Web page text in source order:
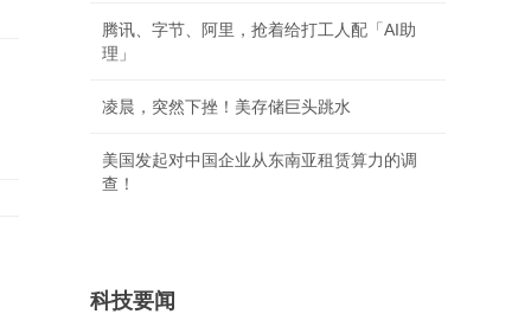
腾讯、字节、阿里，抢着给打工人配「AI助
理」
凌晨，突然下挫！美存储巨头跳水
美国发起对中国企业从东南亚租赁算力的调
查！
科技要闻